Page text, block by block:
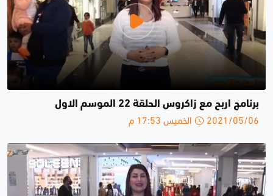
برنامج اربح مع زاكروس الحلقة 22 الموسم الاول
2021/05/06 الخميس 17:53 م